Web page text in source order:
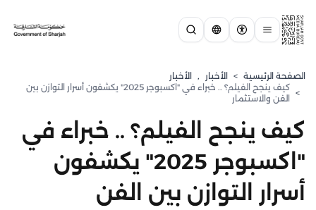
الصفحة الرئيسية > الأخبار , الأخبار
>
كيف ينجح الفيلم؟ .. خبراء في "اكسبوجر 2025" يكشفون أسرار التوازن بين
الفن والاستثمار
كيف ينجح الفيلم؟ .. خبراء في
"اكسبوجر 2025" يكشفون
أسرار التوازن بين الفن